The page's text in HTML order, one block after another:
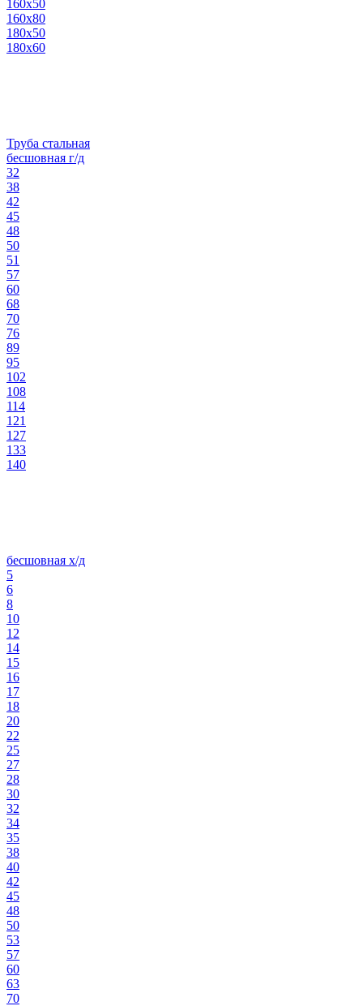
160х50
160х80
180х50
180х60
Труба стальная
бесшовная г/д
32
38
42
45
48
50
51
57
60
68
70
76
89
95
102
108
114
121
127
133
140
бесшовная х/д
5
6
8
10
12
14
15
16
17
18
20
22
25
27
28
30
32
34
35
38
40
42
45
48
50
53
57
60
63
70